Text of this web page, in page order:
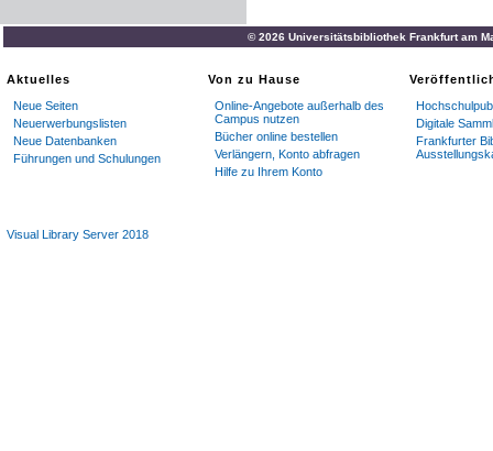
© 2026 Universitätsbibliothek Frankfurt am
Aktuelles
Neue Seiten
Neuerwerbungslisten
Neue Datenbanken
Führungen und Schulungen
Von zu Hause
Online-Angebote außerhalb des
Campus nutzen
Bücher online bestellen
Verlängern, Konto abfragen
Hilfe zu Ihrem Konto
Digitale
Frankfurter
Visual Library Server 2018